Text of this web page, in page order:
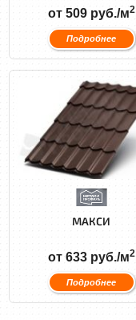
от 509 руб./м2
Подробнее
МАКСИ
от 633 руб./м2
Подробнее